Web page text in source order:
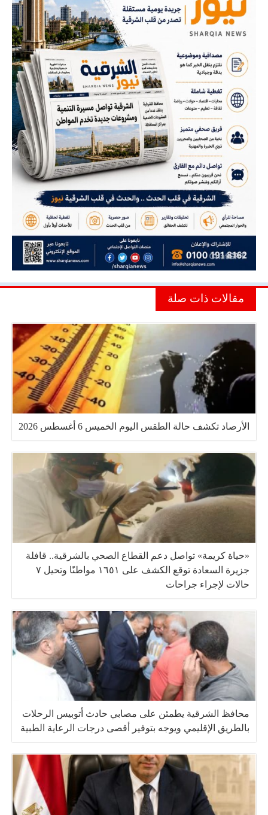
مقالات ذات صلة
الأرصاد تكشف حالة الطقس اليوم الخميس 6 أغسطس 2026
«حياة كريمة» تواصل دعم القطاع الصحي بالشرقية.. قافلة
جزيرة السعادة توقع الكشف على ١٦٥١ مواطنًا وتحيل ٧
حالات لإجراء جراحات
محافظ الشرقية يطمئن على مصابي حادث أتوبيس الرحلات
بالطريق الإقليمي ويوجه بتوفير أقصى درجات الرعاية الطبية